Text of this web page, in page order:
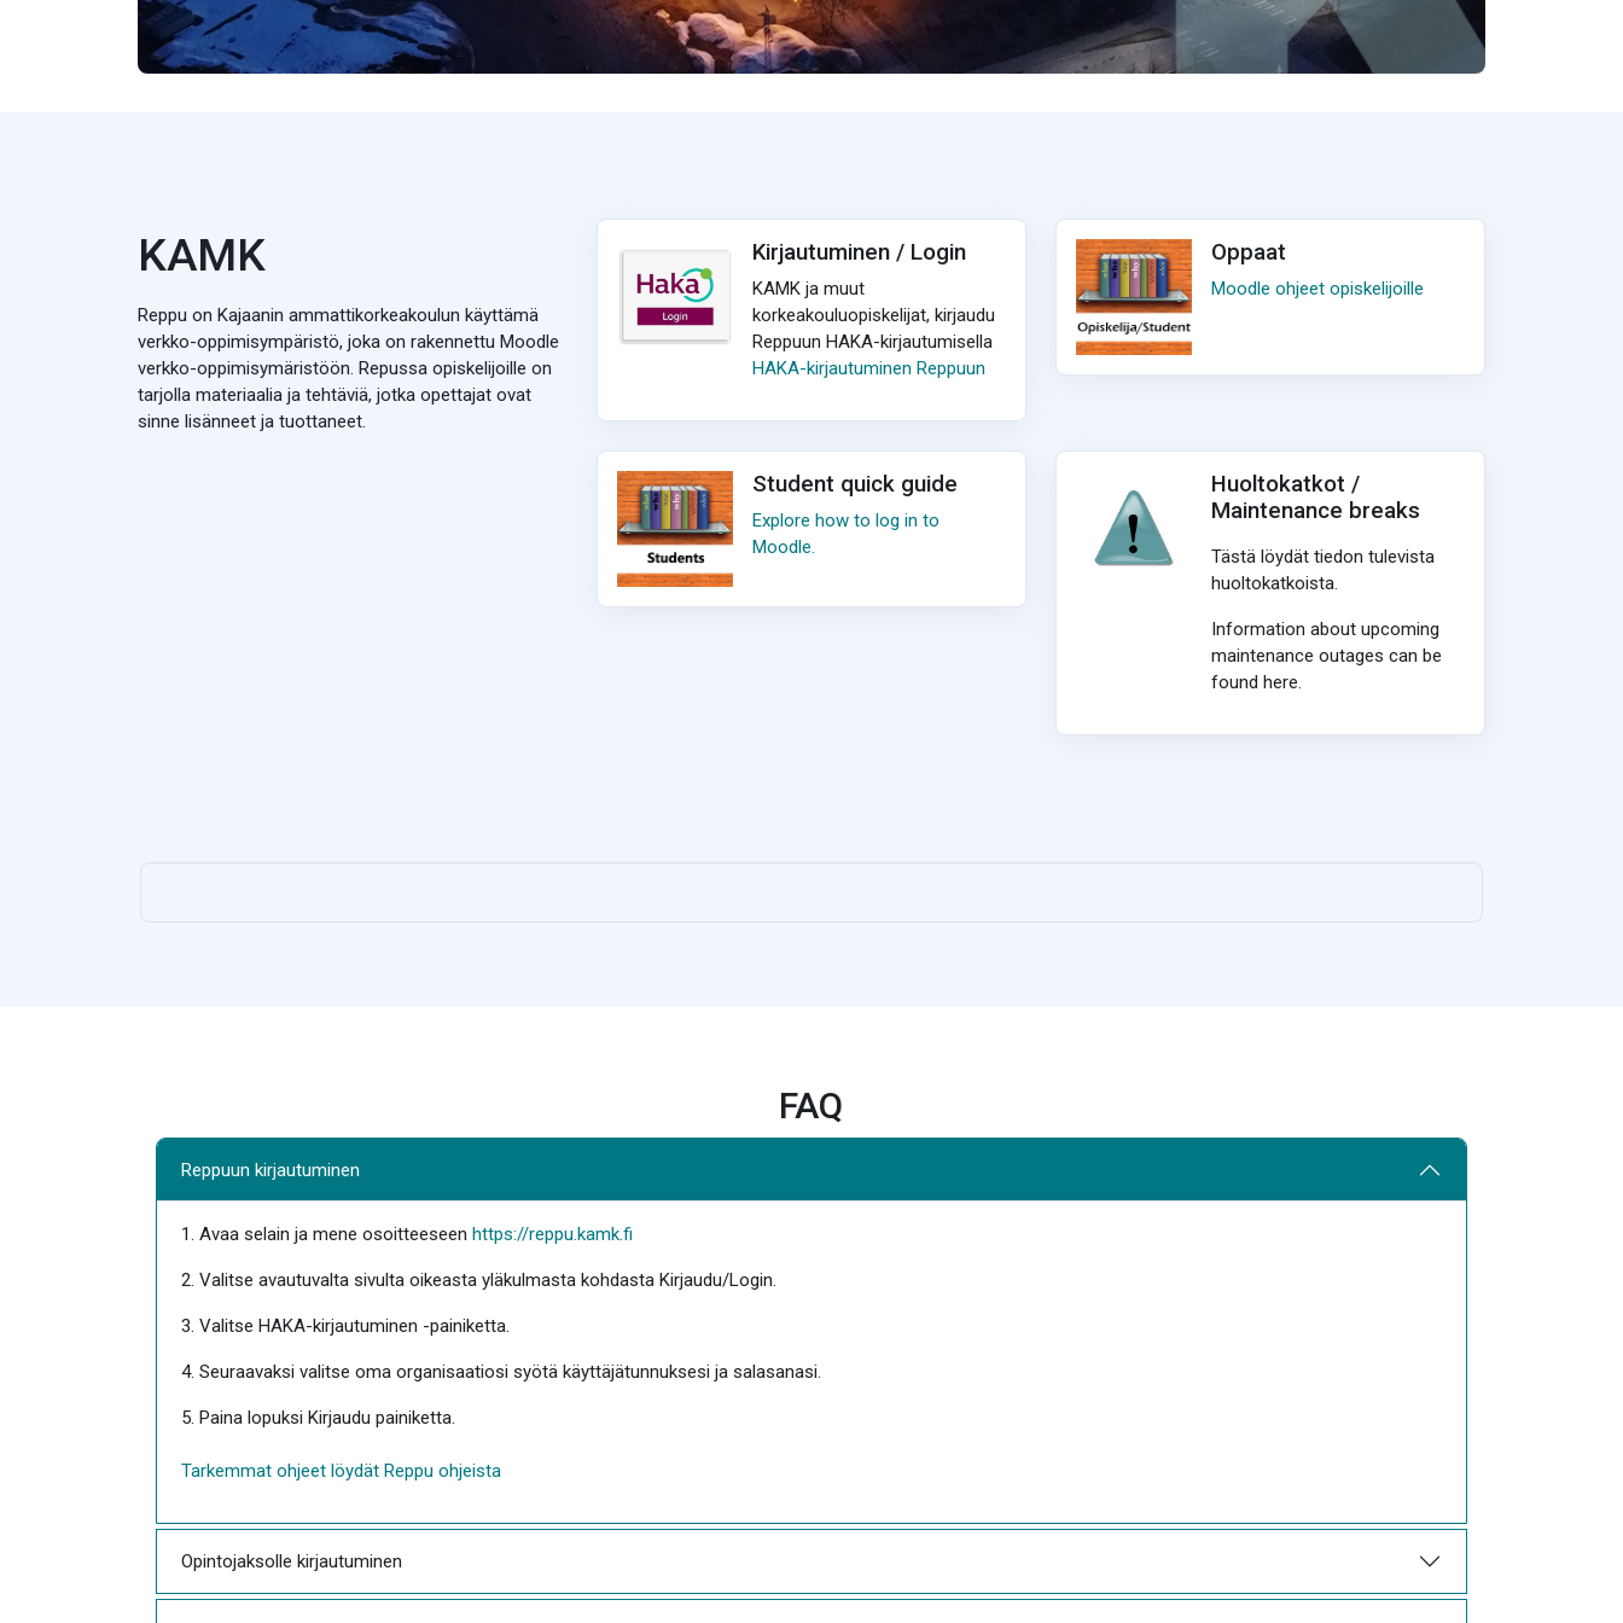
KAMK
Reppu on Kajaanin ammattikorkeakoulun käyttämä
verkko-oppimisympäristö, joka on rakennettu Moodle
verkko-oppimisymäristöön. Repussa opiskelijoille on
tarjolla materiaalia ja tehtäviä, jotka opettajat ovat
sinne lisänneet ja tuottaneet.
Kirjautuminen / Login
KAMK ja muut
korkeakouluopiskelijat, kirjaudu
Reppuun HAKA-kirjautumisella
HAKA-kirjautuminen Reppuun
Oppaat
Moodle ohjeet opiskelijoille
Student quick guide
Explore how to log in to
Moodle.
Huoltokatkot /
Maintenance breaks
Tästä löydät tiedon tulevista
huoltokatkoista.
Information about upcoming
maintenance outages can be
found here.
FAQ
Reppuun kirjautuminen
1. Avaa selain ja mene osoitteeseen https://reppu.kamk.fi
2. Valitse avautuvalta sivulta oikeasta yläkulmasta kohdasta Kirjaudu/Login.
3. Valitse HAKA-kirjautuminen -painiketta.
4. Seuraavaksi valitse oma organisaatiosi syötä käyttäjätunnuksesi ja salasanasi.
5. Paina lopuksi Kirjaudu painiketta.
Tarkemmat ohjeet löydät Reppu ohjeista
Opintojaksolle kirjautuminen